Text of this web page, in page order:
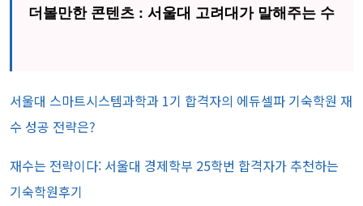
더볼만한 콘텐츠 : 서울대 고려대가 말해주는 수
서울대 스마트시스템과학과 1기 합격자의 에듀셀파 기숙학원 재
수 성공 전략은?
재수는 전략이다: 서울대 경제학부 25학번 합격자가 추천하는
기숙학원후기